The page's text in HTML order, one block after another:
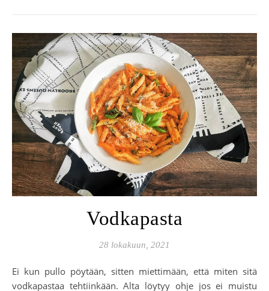
Vodkapasta
28 lokakuun, 2021
Ei kun pullo pöytään, sitten miettimään, että miten sitä
vodkapastaa tehtiinkään. Alta löytyy ohje jos ei muistu